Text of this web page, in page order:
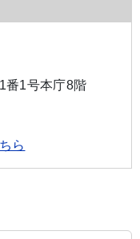
番1号本庁8階
ら